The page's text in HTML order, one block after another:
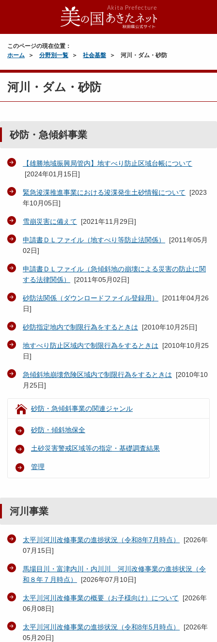
このページの現在位置：
ホーム
分野別一覧 社会基盤 河川・ダム・砂防
河川・ダム・砂防
砂防・急傾斜事業
【雄勝地域振興局管内】地すべり防止区域台帳について
[2024年01月15日]
緊急浚渫推進事業における浚渫発生土砂情報について [2023
年10月05日]
雪崩災害に備えて [2021年11月29日]
申請書ＤＬファイル（地すべり等防止法関係） [2011年05月
02日]
申請書ＤＬファイル（急傾斜地の崩壊による災害の防止に関
する法律関係）
[2011年05月02日]
砂防法関係（ダウンロードファイル登録用） [2011年04月26
日]
砂防指定地内で制限行為をするときは [2010年10月25日]
地すべり防止区域内で制限行為をするときは [2010年10月25
日]
急傾斜地崩壊危険区域内で制限行為をするときは [2010年10
月25日]
砂防・急傾斜事業の関連ジャンル
砂防・傾斜地保全
土砂災害警戒区域等の指定・基礎調査結果
管理
河川事業
太平川河川改修事業の進捗状況（令和8年7月時点） [2026年
07月15日]
馬場目川・富津内川・内川川 河川改修事業の進捗状況（令
和８年７月時点）
[2026年07月10日]
太平川河川改修事業の概要（お子様向け）について [2026年
06月08日]
太平川河川改修事業の進捗状況（令和8年5月時点） [2026年
05月20日]